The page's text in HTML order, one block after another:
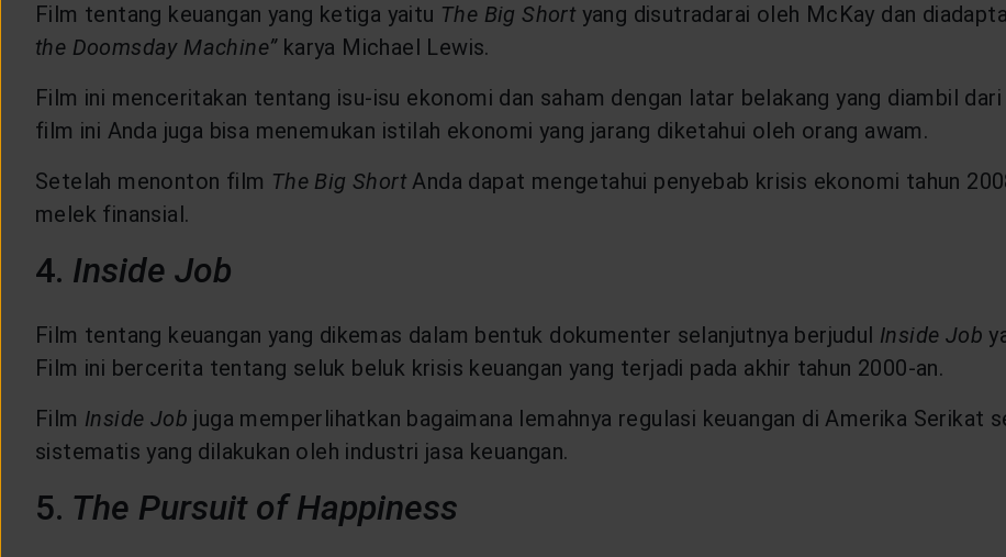
Film tentang keuangan yang ketiga yaitu The Big Short yang disutradarai oleh McKay dan
the Doomsday Machine”karya Michael Lewis.
Film ini menceritakan tentang isu-isu ekonomi dan saham dengan latar belakang yang diambil
film ini Anda juga bisa menemukan istilah ekonomi yang jarang diketahui oleh orang awam.
Setelah menonton film The Big Short Anda dapat mengetahui penyebab krisis ekonomi tahun
melek finansial.
4. Inside Job
Film tentang keuangan yang dikemas dalam bentuk dokumenter selanjutnya berjudul Inside Job
Film ini bercerita tentang seluk beluk krisis keuangan yang terjadi pada akhir tahun 2000-an.
Film Inside Job juga memperlihatkan bagaimana lemahnya regulasi keuangan di Amerika Serikat
sistematis yang dilakukan oleh industri jasa keuangan.
5. The Pursuit of Happiness